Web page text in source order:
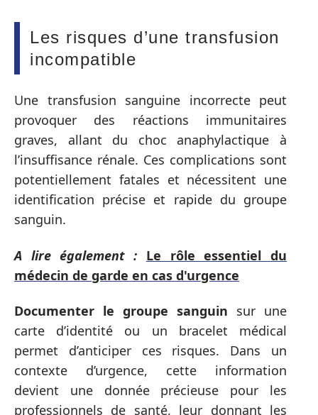
Les risques d’une transfusion
incompatible
Une transfusion sanguine incorrecte peut
provoquer des réactions immunitaires
graves, allant du choc anaphylactique à
l’insuffisance rénale. Ces complications sont
potentiellement fatales et nécessitent une
identification précise et rapide du groupe
sanguin.
A lire également : Le rôle essentiel du
médecin de garde en cas d'urgence
Documenter le groupe sanguin sur une
carte d’identité ou un bracelet médical
permet d’anticiper ces risques. Dans un
contexte d’urgence, cette information
devient une donnée précieuse pour les
professionnels de santé, leur donnant les